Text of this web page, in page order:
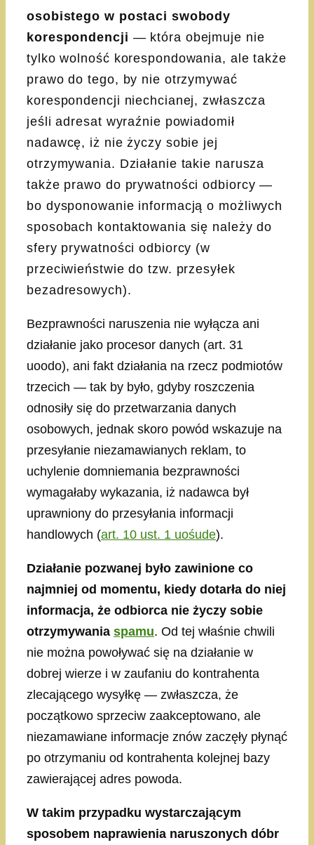
osobistego w postaci swobody
korespondencji — która obejmuje nie
tylko wolność korespondowania, ale także
prawo do tego, by nie otrzymywać
korespondencji niechcianej, zwłaszcza
jeśli adresat wyraźnie powiadomił
nadawcę, iż nie życzy sobie jej
otrzymywania. Działanie takie narusza
także prawo do prywatności odbiorcy —
bo dysponowanie informacją o możliwych
sposobach kontaktowania się należy do
sfery prywatności odbiorcy (w
przeciwieństwie do tzw. przesyłek
bezadresowych).
Bezprawności naruszenia nie wyłącza ani
działanie jako procesor danych (art. 31
uoodo), ani fakt działania na rzecz podmiotów
trzecich — tak by było, gdyby roszczenia
odnosiły się do przetwarzania danych
osobowych, jednak skoro powód wskazuje na
przesyłanie niezamawianych reklam, to
uchylenie domniemania bezprawności
wymagałaby wykazania, iż nadawca był
uprawniony do przesyłania informacji
handlowych (art. 10 ust. 1 uośude).
Działanie pozwanej było zawinione co
najmniej od momentu, kiedy dotarła do niej
informacja, że odbiorca nie życzy sobie
otrzymywania spamu. Od tej właśnie chwili
nie można powoływać się na działanie w
dobrej wierze i w zaufaniu do kontrahenta
zlecającego wysyłkę — zwłaszcza, że
początkowo sprzeciw zaakceptowano, ale
niezamawiane informacje znów zaczęły płynąć
po otrzymaniu od kontrahenta kolejnej bazy
zawierającej adres powoda.
W takim przypadku wystarczającym
sposobem naprawienia naruszonych dóbr